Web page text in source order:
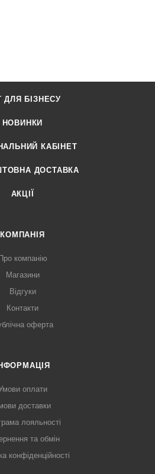
ДЛЯ БІЗНЕСУ
НОВИНКИ
КАБІНЕТ
ДОСТАВКА
АКЦІЇ
КОМПАНІЯ
Про компанію
Магазини
Відгуки
Контакти
оферта
оплати
доставки
лояльності
та обмін
конфіденційності